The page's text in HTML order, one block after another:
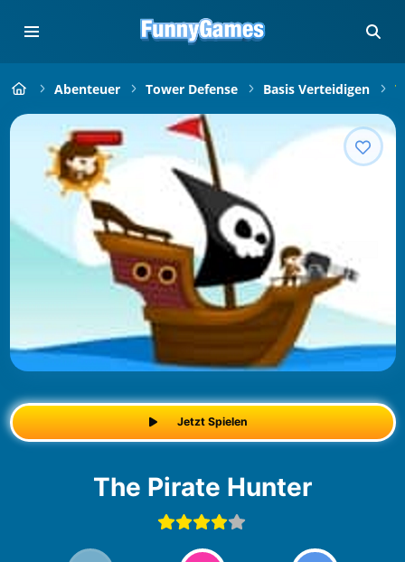
Abenteuer Tower Defense Basis Verteidigen
Jetzt Spielen
The Pirate Hunter